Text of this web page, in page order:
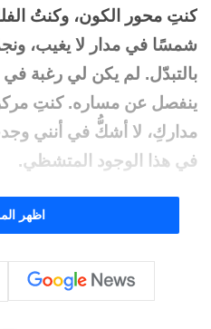
كنتِ محور الكون، وكنتُ
شمسًا في مدار لا يغيب،
بالتبدّل. لم يكن لي رغبة
ينفصل عن مساره. كنتِ مركز
مداركِ، لا أشكُّ في أنني
في هذا الوجود المتشظي.
أضيء لكِ دربك بمشكاةٍ
واختيال خطواتكِ الطاووسية.
الأزاهير، وتصدح فيه
اظهر